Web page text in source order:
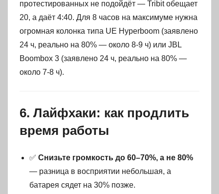
протестированных не подойдёт — Tribit обещает
20, а даёт 4:40. Для 8 часов на максимуме нужна
огромная колонка типа UE Hyperboom (заявлено
24 ч, реально на 80% — около 8-9 ч) или JBL
Boombox 3 (заявлено 24 ч, реально на 80% —
около 7-8 ч).
6. Лайфхаки: как продлить
время работы
✅ Снизьте громкость до 60–70%, а не 80%
— разница в восприятии небольшая, а
батарея сядет на 30% позже.